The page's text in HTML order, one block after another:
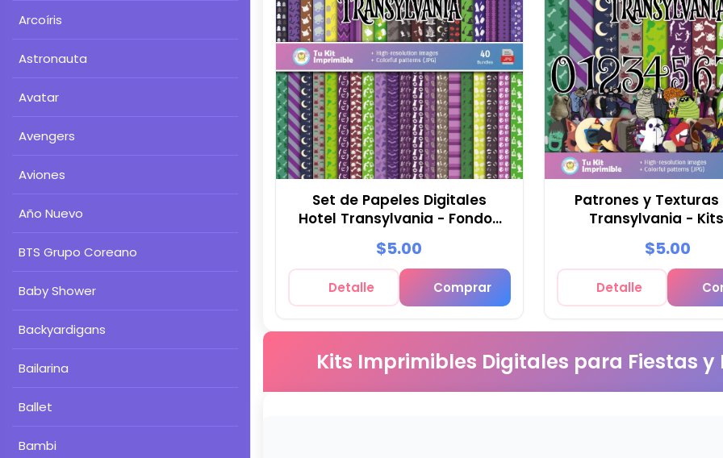
Arcoíris
Astronauta
Avatar
Avengers
Aviones
Año Nuevo
BTS Grupo Coreano
Baby Shower
Backyardigans
Bailarina
Ballet
Bambi
Set de Papeles Digitales
Hotel Transylvania - Fondos
para Fiestas y Scrapbooking
$5.00
Detalle Comprar
Patrones y
Transylvania -
Scrapbook y
$5.00
Detalle
Kits Imprimibles Digitales para Fiestas y